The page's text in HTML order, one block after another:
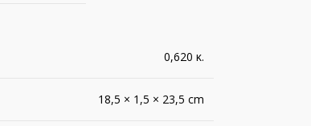
0,620 κ.
18,5 × 1,5 × 23,5 cm